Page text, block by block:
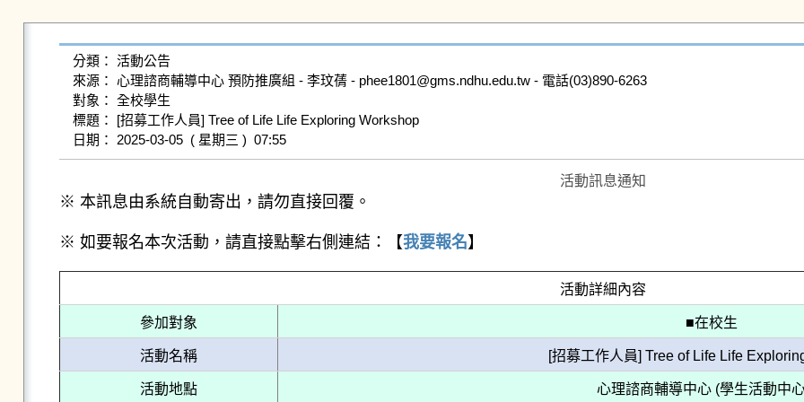
分類： 活動公告
來源： 心理諮商輔導中心 預防推廣組 - 李玟蒨 - phee1801@gms.ndhu.edu.tw - 電話(03)890-6263
對象： 全校學生
標題： [招募工作人員] Tree of Life Life Exploring Workshop
日期： 2025-03-05  ( 星期三 )  07:55
活動訊息通知
※ 本訊息由系統自動寄出，請勿直接回覆。
※ 如要報名本次活動，請直接點擊右側連結：【我要報名】
活動詳細內容
參加對象 ■在校生
活動名稱 [招募工作人員] Tree of Life Life
活動地點 心理諮商輔導中心 (學生活動中